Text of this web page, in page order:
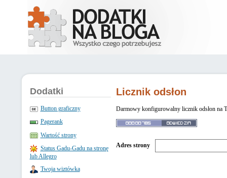
Dodatki
Button graficzny
Pagerank
Wartość strony
Status Gadu-Gadu na stronę
lub Allegro
Twoja wiztówka
Licznik odsłon
Darmowy konfigurowalny licznik odsłon na
Adres strony